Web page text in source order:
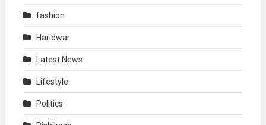
fashion
Haridwar
Latest News
Lifestyle
Politics